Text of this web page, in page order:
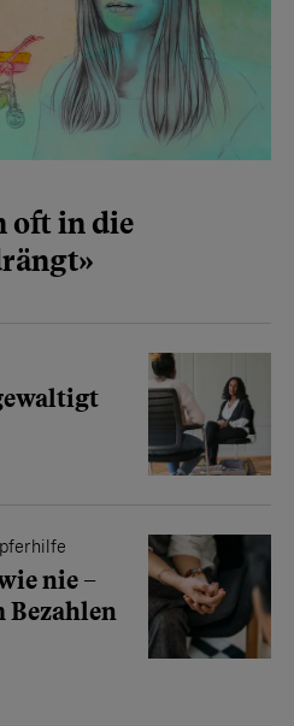
oft in die
nie –
Bezahlen